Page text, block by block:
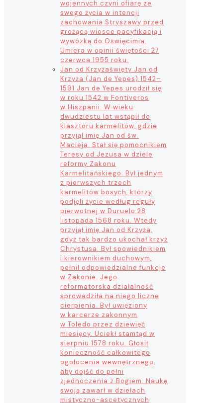
wojennych czyni ofiarę ze
swego życia w intencji
zachowania Stryszawy przed
grożącą wiosce pacyfikacją i
wywózką do Oświęcimia.
Umiera w opinii świętości 27
czerwca 1955 roku.
Jan od Krzyżaświęty Jan od
Krzyża (Jan de Yepes) 1542–
1591 Jan de Yepes urodził się
w roku 1542 w Fontiveros
w Hiszpanii. W wieku
dwudziestu lat wstąpił do
klasztoru karmelitów, gdzie
przyjął imię Jan od św.
Macieja. Stał się pomocnikiem
Teresy od Jezusa w dziele
reformy Zakonu
Karmelitańskiego. Był jednym
z pierwszych trzech
karmelitów bosych, którzy
podjęli życie według reguły
pierwotnej w Duruelo 28
listopada 1568 roku. Wtedy
przyjął imię Jan od Krzyża,
gdyż tak bardzo ukochał krzyż
Chrystusa. Był spowiednikiem
i kierownikiem duchowym,
pełnił odpowiedzialne funkcje
w Zakonie. Jego
reformatorska działalność
sprowadziła na niego liczne
cierpienia. Był uwięziony
w karcerze zakonnym
w Toledo przez dziewięć
miesięcy. Uciekł stamtąd w
sierpniu 1578 roku. Głosił
konieczność całkowitego
ogołocenia wewnętrznego,
aby dojść do pełni
zjednoczenia z Bogiem. Naukę
swoją zawarł w dziełach
mistyczno-ascetycznych